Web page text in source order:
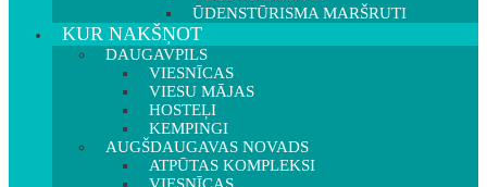
ŪDENSTŪRISMA MARŠRUTI
KUR NAKŠŅOT
DAUGAVPILS
VIESNĪCAS
VIESU MĀJAS
HOSTEĻI
KEMPINGI
AUGŠDAUGAVAS NOVADS
ATPŪTAS KOMPLEKSI